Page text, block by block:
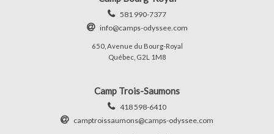
581 990-7377
info@camps-odyssee.com
650, Avenue du Bourg-Royal
Québec, G2L 1M8
Camp Trois-Saumons
418 598-6410
camptroissaumons@camps-odyssee.com